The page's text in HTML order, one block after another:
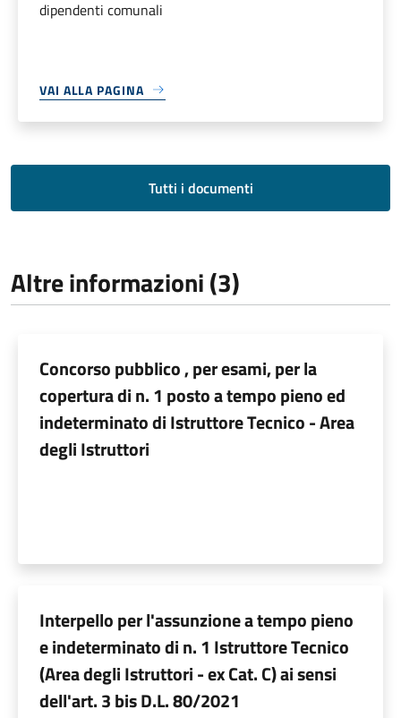
dipendenti comunali
VAI ALLA PAGINA
Tutti i documenti
Altre informazioni (3)
Concorso pubblico , per esami, per la
copertura di n. 1 posto a tempo pieno ed
indeterminato di Istruttore Tecnico - Area
degli Istruttori
Interpello per l'assunzione a tempo pieno
e indeterminato di n. 1 Istruttore Tecnico
(Area degli Istruttori - ex Cat. C) ai sensi
dell'art. 3 bis D.L. 80/2021